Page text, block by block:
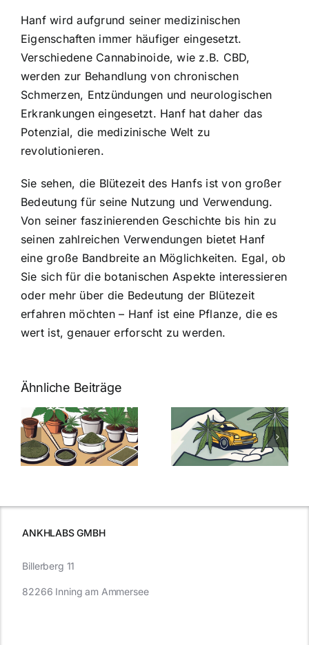
Hanf wird aufgrund seiner medizinischen
Eigenschaften immer häufiger eingesetzt.
Verschiedene Cannabinoide, wie z.B. CBD,
werden zur Behandlung von chronischen
Schmerzen, Entzündungen und neurologischen
Erkrankungen eingesetzt. Hanf hat daher das
Potenzial, die medizinische Welt zu
revolutionieren.
Sie sehen, die Blütezeit des Hanfs ist von großer
Bedeutung für seine Nutzung und Verwendung.
Von seiner faszinierenden Geschichte bis hin zu
seinen zahlreichen Verwendungen bietet Hanf
eine große Bandbreite an Möglichkeiten. Egal, ob
Sie sich für die botanischen Aspekte interessieren
oder mehr über die Bedeutung der Blütezeit
erfahren möchten – Hanf ist eine Pflanze, die es
wert ist, genauer erforscht zu werden.
Ähnliche Beiträge
Neue THC-
Grenzwert-
Regelung:
Was Sie über
Cannabis und
müssen
Cannabis
Samen
kaufen: Alles
was Sie
ANKHLABS GMBH
Billerberg 11
82266 Inning am Ammersee